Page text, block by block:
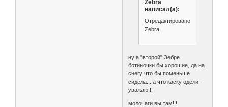
Zebra
написал(а):
Отредактировано
Zebra
ну а "второй" Зебре
ботиночки бы хорошие, да на
снегу что бы поменьше
сидела... а что каску одели -
уважаю!!!
молочаги вы там!!!